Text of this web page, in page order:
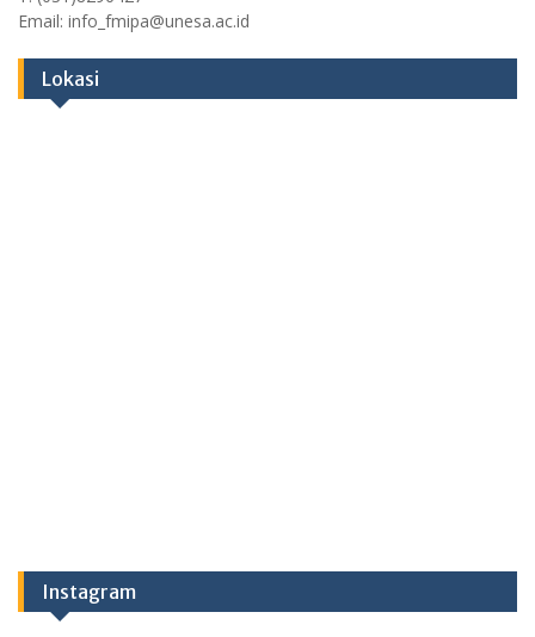
Email: info_fmipa@unesa.ac.id
Lokasi
Instagram